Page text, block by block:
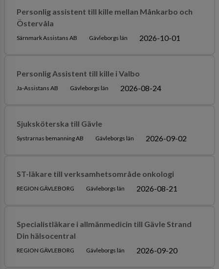
Personlig assistent till kille mellan Månkarbo och
Östervåla
Särnmark Assistans AB Gävleborgs län 2026-10-01
Personlig Assistent till kille i Valbo
Ja-Assistans AB Gävleborgs län 2026-08-24
Sjuksköterska till Gävle
Systrarnas bemanning AB Gävleborgs län 2026-09-02
ST-läkare till verksamhetsområde onkologi
REGION GÄVLEBORG Gävleborgs län 2026-08-21
Specialistläkare i allmänmedicin till Gävle Strand
Din hälsocentral
REGION GÄVLEBORG Gävleborgs län 2026-09-20